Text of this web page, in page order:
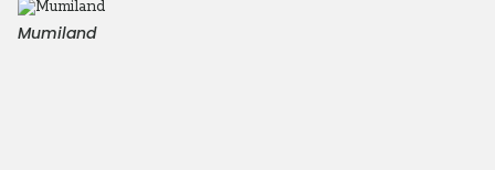
Mumiland